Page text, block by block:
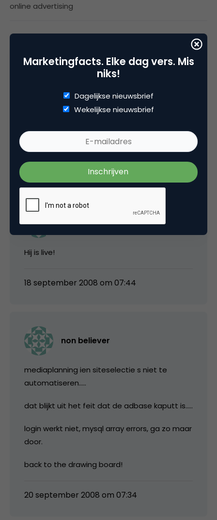
online advertising
5 Reacties
Robert de Boer
Ben heel benieuwd. Hij is helaas nog niet live?
18 september 2008 om 06:46
Daisy
Hij is live!
18 september 2008 om 07:44
non believer
mediaplanning ien siteselectie s niet te
automatiseren…..
dat blijkt uit het feit dat de adbase kaputt is…..
login werkt niet, mysql array errors, ga zo maar
door.
back to the drawing board!
20 september 2008 om 07:34
Marketingfacts. Elke dag vers. Mis
niks!
Dagelijkse nieuwsbrief
Wekelijkse nieuwsbrief